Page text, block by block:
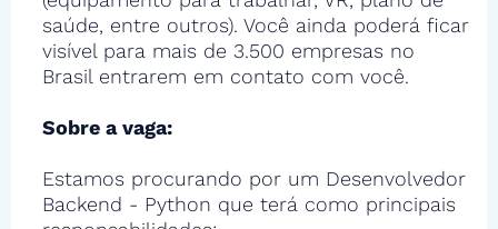
saúde, entre outros). Você ainda poderá ficar
visível para mais de 3.500 empresas no
Brasil entrarem em contato com você.
Sobre a vaga:
Estamos procurando por um Desenvolvedor
Backend - Python que terá como principais